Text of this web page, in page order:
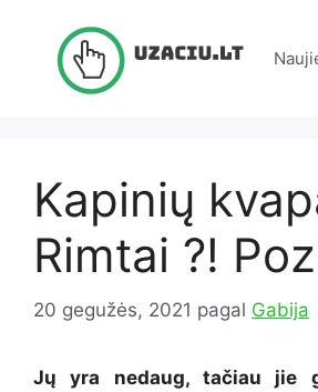
Kapinių
Rimtai ?!
20 gegužės, 2021 pagal Gabija
Jų yra nedaug, tačiau jie